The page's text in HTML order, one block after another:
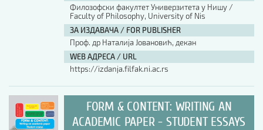
Филозофски факултет Универзитета у Нишу /
Faculty of Philosophy, University of Nis
ЗА ИЗДАВАЧА / FOR PUBLISHER
Проф. др Наталија Јовановић, декан
WEB АДРЕСА / URL
https://izdanja.filfak.ni.ac.rs
FORM & CONTENT: WRITING AN
ACADEMIC PAPER - STUDENT ESSAYS